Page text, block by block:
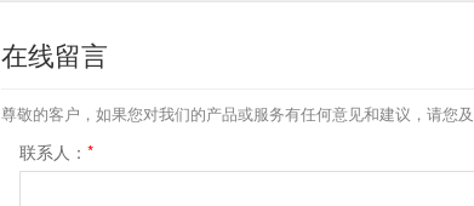
在线留言
尊敬的客户，如果您对我们的产品或服务有任何意见和建议，请您
联系人： *